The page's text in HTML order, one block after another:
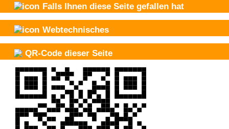
Falls Ihnen diese Seite gefallen hat
Webtechnisches
QR-Code dieser Seite